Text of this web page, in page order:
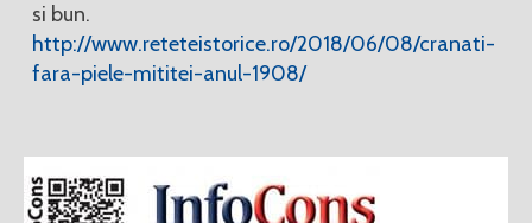
si bun.
http://www.reteteistorice.ro/2018/06/08/cranati-
fara-piele-mititei-anul-1908/